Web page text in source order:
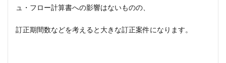
ュ・フロー計算書への影響はないものの、
訂正期間数などを考えると大きな訂正案件になります。